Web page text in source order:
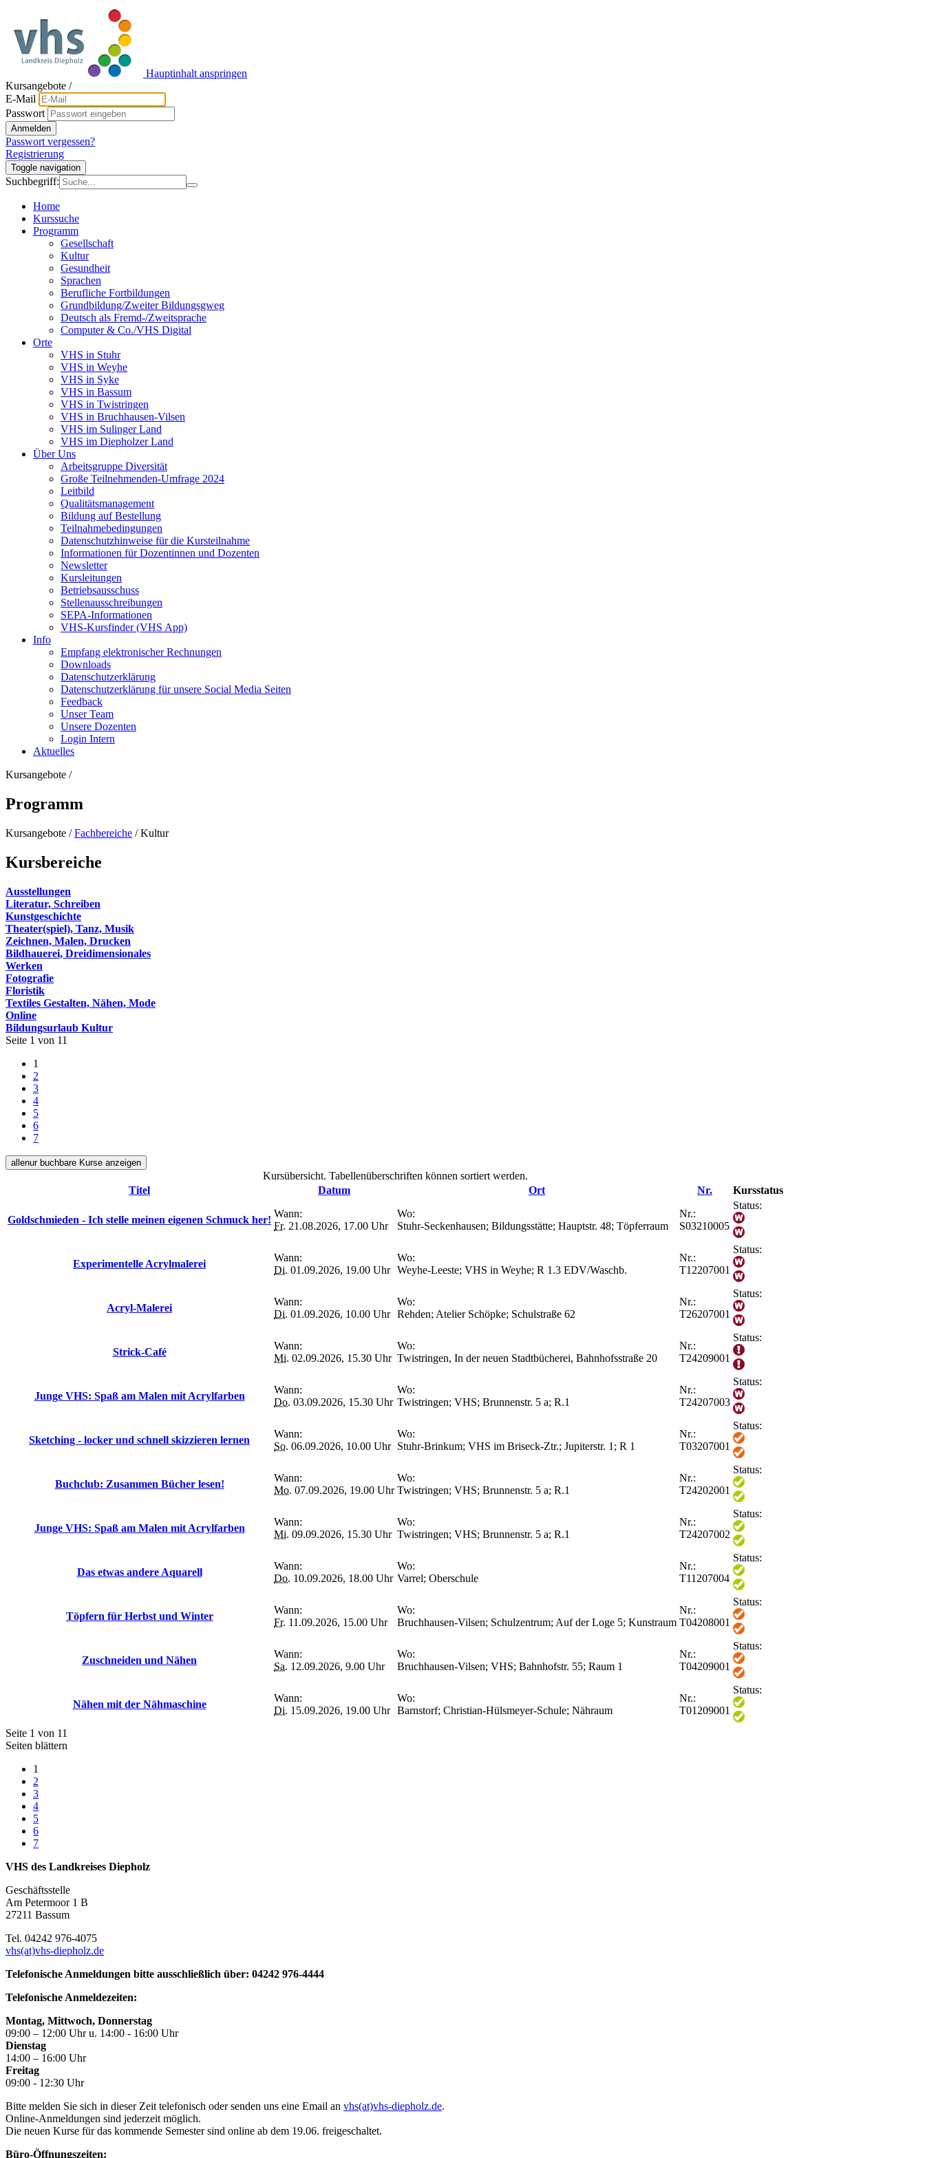
Hauptinhalt anspringen
Kursangebote /
E-Mail
Passwort
Anmelden
Passwort vergessen?
Registrierung
Toggle navigation
Suchbegriff:
Home
Kurssuche
Programm
Gesellschaft
Kultur
Gesundheit
Sprachen
Berufliche Fortbildungen
Grundbildung/Zweiter Bildungsgweg
Deutsch als Fremd-/Zweitsprache
Computer & Co./VHS Digital
Orte
VHS in Stuhr
VHS in Weyhe
VHS in Syke
VHS in Bassum
VHS in Twistringen
VHS in Bruchhausen-Vilsen
VHS im Sulinger Land
VHS im Diepholzer Land
Über Uns
Arbeitsgruppe Diversität
Große Teilnehmenden-Umfrage 2024
Leitbild
Qualitätsmanagement
Bildung auf Bestellung
Teilnahmebedingungen
Datenschutzhinweise für die Kursteilnahme
Informationen für Dozentinnen und Dozenten
Newsletter
Kursleitungen
Betriebsausschuss
Stellenausschreibungen
SEPA-Informationen
VHS-Kursfinder (VHS App)
Info
Empfang elektronischer Rechnungen
Downloads
Datenschutzerklärung
Datenschutzerklärung für unsere Social Media Seiten
Feedback
Unser Team
Unsere Dozenten
Login Intern
Aktuelles
Kursangebote /
Programm
Kursangebote /Fachbereiche /Kultur
Kursbereiche
Ausstellungen
Literatur, Schreiben
Kunstgeschichte
Theater(spiel), Tanz, Musik
Zeichnen, Malen, Drucken
Bildhauerei, Dreidimensionales
Werken
Fotografie
Floristik
Textiles Gestalten, Nähen, Mode
Online
Bildungsurlaub Kultur
Seite 1 von 11
1
2
3
4
5
6
7
allenur buchbare Kurse anzeigen
Kursübersicht. Tabellenüberschriften können sortiert werden.
Titel
Datum Ort Nr. Kursstatus
Goldschmieden - Ich stelle meinen eigenen Schmuck her!
Wann:
Fr. 21.08.2026, 17.00 Uhr
Wo:
Stuhr-Seckenhausen; Bildungsstätte; Hauptstr. 48; Töpferraum
Nr.:
S03210005
Status:
Experimentelle Acrylmalerei
Wann:
Di. 01.09.2026, 19.00 Uhr
Wo:
Weyhe-Leeste; VHS in Weyhe; R 1.3 EDV/Waschb.
Nr.:
T12207001
Status:
Acryl-Malerei
Wann:
Di. 01.09.2026, 10.00 Uhr
Wo:
Rehden; Atelier Schöpke; Schulstraße 62
Nr.:
T26207001
Status:
Strick-Café
Wann:
Mi. 02.09.2026, 15.30 Uhr
Wo:
Twistringen, In der neuen Stadtbücherei, Bahnhofsstraße 20
Nr.:
T24209001
Status:
Junge VHS: Spaß am Malen mit Acrylfarben
Wann:
Do. 03.09.2026, 15.30 Uhr
Wo:
Twistringen; VHS; Brunnenstr. 5 a; R.1
Nr.:
T24207003
Status:
Sketching - locker und schnell skizzieren lernen
Wann:
So. 06.09.2026, 10.00 Uhr
Wo:
Stuhr-Brinkum; VHS im Briseck-Ztr.; Jupiterstr. 1; R 1
Nr.:
T03207001
Status:
Buchclub: Zusammen Bücher lesen!
Wann:
Mo. 07.09.2026, 19.00 Uhr
Wo:
Twistringen; VHS; Brunnenstr. 5 a; R.1
Nr.:
T24202001
Status:
Junge VHS: Spaß am Malen mit Acrylfarben
Wann:
Mi. 09.09.2026, 15.30 Uhr
Wo:
Twistringen; VHS; Brunnenstr. 5 a; R.1
Nr.:
T24207002
Status:
Das etwas andere Aquarell
Wann:
Do. 10.09.2026, 18.00 Uhr
Wo:
Varrel; Oberschule
Nr.:
T11207004
Status:
Töpfern für Herbst und Winter
Wann:
Fr. 11.09.2026, 15.00 Uhr
Wo:
Bruchhausen-Vilsen; Schulzentrum; Auf der Loge 5; Kunstraum
Nr.:
T04208001
Status:
Zuschneiden und Nähen
Wann:
Sa. 12.09.2026, 9.00 Uhr
Wo:
Bruchhausen-Vilsen; VHS; Bahnhofstr. 55; Raum 1
Nr.:
T04209001
Status:
Nähen mit der Nähmaschine
Wann:
Di. 15.09.2026, 19.00 Uhr
Wo:
Barnstorf; Christian-Hülsmeyer-Schule; Nähraum
Nr.:
T01209001
Status:
Seite 1 von 11
Seiten blättern
1
2
3
4
5
6
7
VHS des Landkreises Diepholz
Geschäftsstelle
Am Petermoor 1 B
27211 Bassum
Tel. 04242 976-4075
vhs(at)vhs-diepholz.de
Telefonische Anmeldungen bitte ausschließlich über: 04242 976-4444
Telefonische Anmeldezeiten:
Montag, Mittwoch, Donnerstag
09:00 – 12:00 Uhr u. 14:00 - 16:00 Uhr
Dienstag
14:00 – 16:00 Uhr
Freitag
09:00 - 12:30 Uhr
Bitte melden Sie sich in dieser Zeit telefonisch oder senden uns eine Email an vhs(at)vhs-diepholz.de.
Online-Anmeldungen sind jederzeit möglich.
Die neuen Kurse für das kommende Semester sind online ab dem 19.06. freigeschaltet.
Büro-Öffnungszeiten: